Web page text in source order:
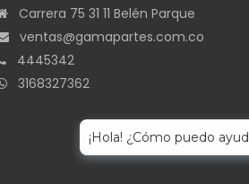
Carrera 75 31 11 Belén Parque
ventas@gamapartes.com.co
4445342
3168327362
¡Hola! ¿Cómo puedo